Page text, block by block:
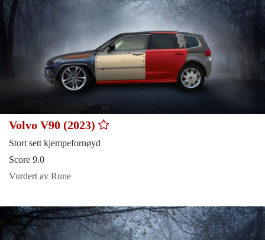
Volvo V90 (2023)
Stort sett kjempefornøyd
Score 9.0
Vurdert av Rune